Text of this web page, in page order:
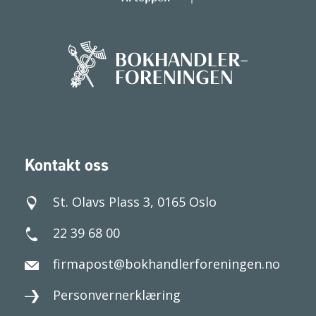
Kontakt oss
St. Olavs Plass 3, 0165 Oslo
22 39 68 00
firmapost@bokhandlerforeningen.no
Personvernerklæring